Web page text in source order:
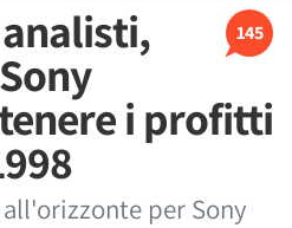
145
i profitti
per Sony